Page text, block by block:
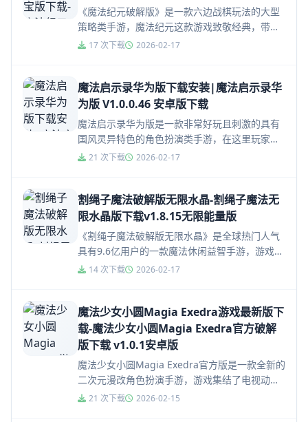
《魔法纪元破解版》是一款六边战棋玩法的大型
策略类手游，魔法纪元这款游戏致敬经典，带给
玩家传统游戏玩法与模式，感受经典游戏的魅力
17 次下载 2026-02-17
魔法启示录华为版下载安装|魔法启示录华
为版 V1.0.0.46 安卓版下载
魔法启示录华为版是一款非常好玩且刺激的具有
国风灵异特色的角色扮演类手游，在这里玩家将
成为一位非常出色的茅山天师，并且需要不断的
21 次下载 2026-02-17
割绳子魔法破解版无限水晶-割绳子魔法无
限水晶版下载v1.8.15无限能量版
《割绳子魔法破解版无限水晶》是全球热门人气
具有9.6亿用户的一款魔法休闲益智手游，游戏中
你进入了一个魔法世界，在魔法世界里你要用脑
14 次下载 2026-02-17
魔法少女小圆Magia Exedra游戏最新版下
载-魔法少女小圆Magia Exedra官方破解
版下载 v1.0.1安卓版
魔法少女小圆Magia Exedra官方版是一款全新的
二次元漫改角色扮演手游，游戏集结了电视动画
《魔法少女小圆》系列历代角色，包括鹿目圆、
21 次下载 2026-02-15